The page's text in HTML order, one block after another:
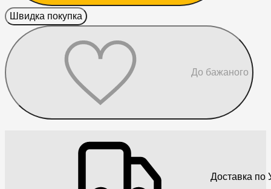
Швидка покупка
До бажаного
Доставка по